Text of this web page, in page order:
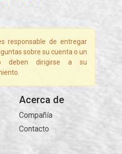
responsable de entregar
sobre su cuenta o un
deben dirigirse a su
Acerca de
Compañía
Contacto